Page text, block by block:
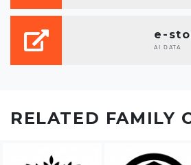
e-
AI DATA
RELATED FAMILY